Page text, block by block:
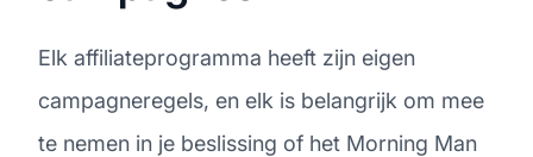
Elk affiliateprogramma heeft zijn eigen
campagneregels, en elk is belangrijk om mee
te nemen in je beslissing of het Morning Man